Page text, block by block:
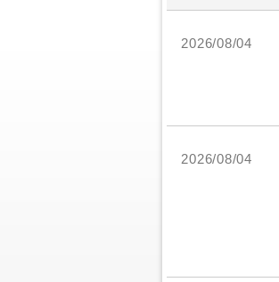
2026/08/04
2026/08/04